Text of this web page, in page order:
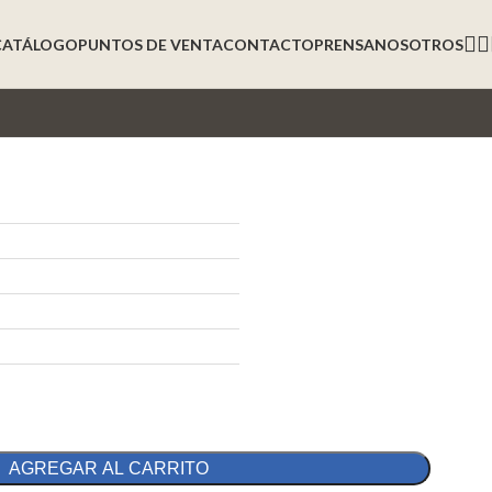
PUNTOS DE VENTACONTACTOPRENSANOSOTROS
AGREGAR AL CARRITO